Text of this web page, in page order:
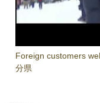
Foreign customers
分県